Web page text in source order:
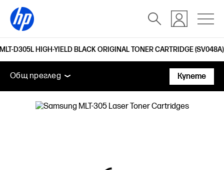
D305L HIGH-YIELD BLACK ORIGINAL TONER CARTRIDGE (SV048A)
Общ преглед
Поддръжка
Общ преглед
Общ преглед
Купете